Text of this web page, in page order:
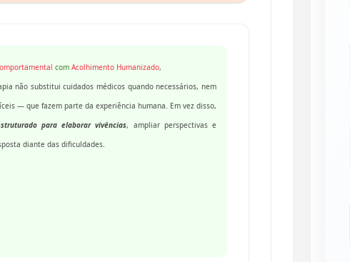
com Acolhimento Humanizado,
não substitui cuidados médicos quando necessários, nem
— que fazem parte da experiência humana. Em vez disso,
para elaborar vivências, ampliar perspectivas e
diante das dificuldades.